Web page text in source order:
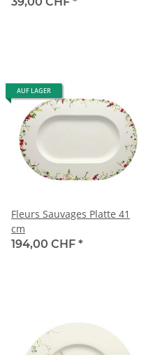
AUF LAGER
Fleurs Sauvages Platte 41
cm
194,00 CHF *